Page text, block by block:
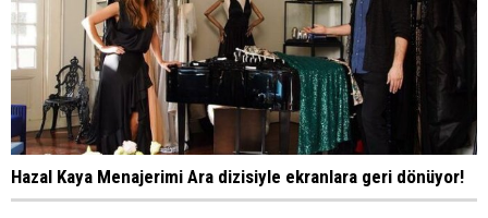
Hazal Kaya Menajerimi Ara dizisiyle ekranlara geri dönüyor!